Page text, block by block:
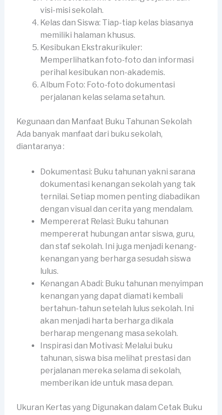
visi-misi sekolah.
Kelas dan Siswa: Tiap-tiap kelas biasanya
memiliki halaman khusus.
Kesibukan Ekstrakurikuler:
Memperlihatkan foto-foto dan informasi
perihal kesibukan non-akademis.
Album Foto: Foto-foto dokumentasi
perjalanan kelas selama setahun.
Kegunaan dan Manfaat Buku Tahunan Sekolah
Ada banyak manfaat dari buku sekolah,
diantaranya :
Dokumentasi: Buku tahunan yakni sarana
dokumentasi kenangan sekolah yang tak
ternilai. Setiap momen penting diabadikan
dengan visual dan cerita yang mendalam.
Mempererat Relasi: Buku tahunan
mempererat hubungan antar siswa, guru,
dan staf sekolah. Ini juga menjadi kenang-
kenangan yang berharga sesudah siswa
lulus.
Kenangan Abadi: Buku tahunan menyimpan
kenangan yang dapat diamati kembali
bertahun-tahun setelah lulus sekolah. Ini
akan menjadi harta berharga dikala
berharap mengenang masa sekolah.
Inspirasi dan Motivasi: Melalui buku
tahunan, siswa bisa melihat prestasi dan
perjalanan mereka selama di sekolah,
memberikan ide untuk masa depan.
Ukuran Kertas yang Digunakan dalam Cetak Buku